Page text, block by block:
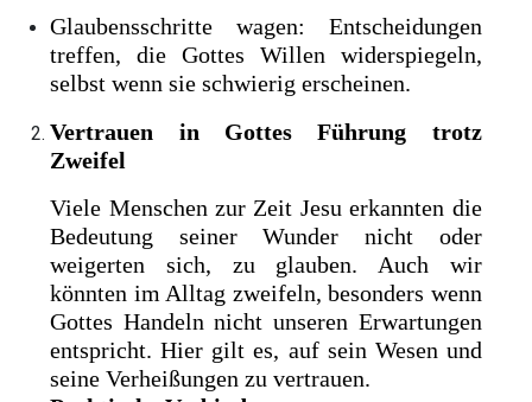
Glaubensschritte wagen: Entscheidungen
treffen, die Gottes Willen widerspiegeln,
selbst wenn sie schwierig erscheinen.
Vertrauen in Gottes Führung trotz
Zweifel
Viele Menschen zur Zeit Jesu erkannten die
Bedeutung seiner Wunder nicht oder
weigerten sich, zu glauben. Auch wir
könnten im Alltag zweifeln, besonders wenn
Gottes Handeln nicht unseren Erwartungen
entspricht. Hier gilt es, auf sein Wesen und
seine Verheißungen zu vertrauen.